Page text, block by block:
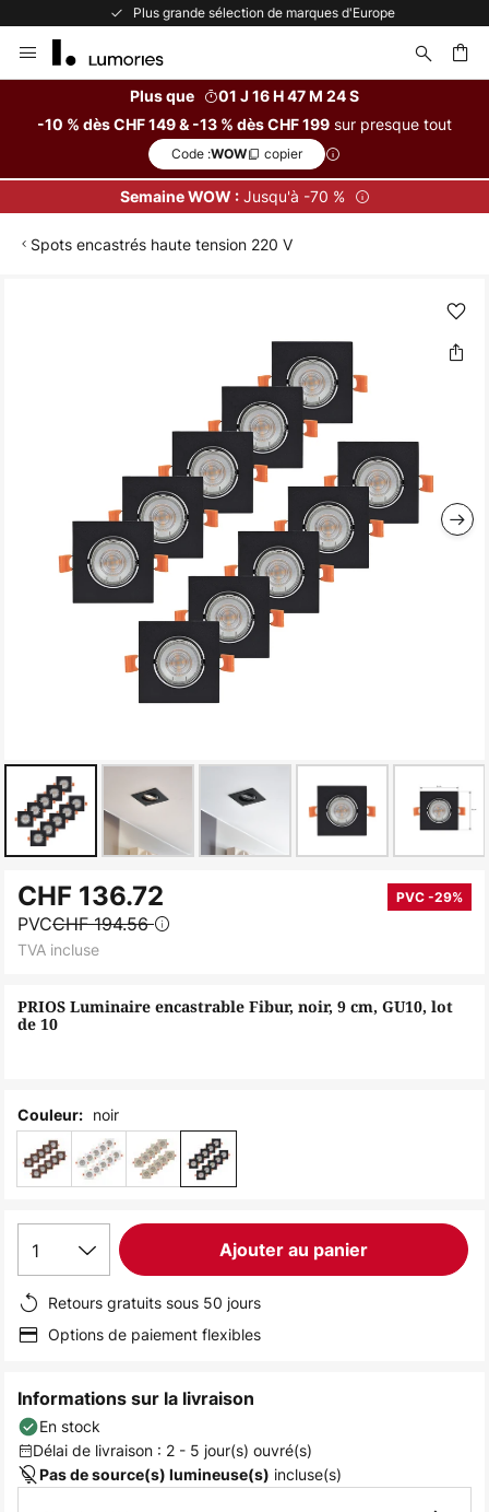
Plus grande sélection de marques d'Europe
Allez
au
Plus que
01 J 16 H 47 M 24 S
-10 % dès CHF 149 & -13 % dès CHF 199 sur presque tout
Code :WOW copier
Semaine WOW :Jusqu'à -70 %
Spots encastrés haute tension 220 V
to
the
beginning
the
images
PRIOS Luminaire encastrable Fibur, noir, 9 cm, GU10, lot
de 10
CHF 136.72 PVC -29%
PVCCHF 194.56
TVA incluse
Couleur: noir
1 Ajouter au panier
Retours gratuits sous 50 jours
Options de paiement flexibles
Informations sur la livraison
En stock
Délai de livraison : 2 - 5 jour(s) ouvré(s)
Pas de source(s) lumineuse(s) incluse(s)